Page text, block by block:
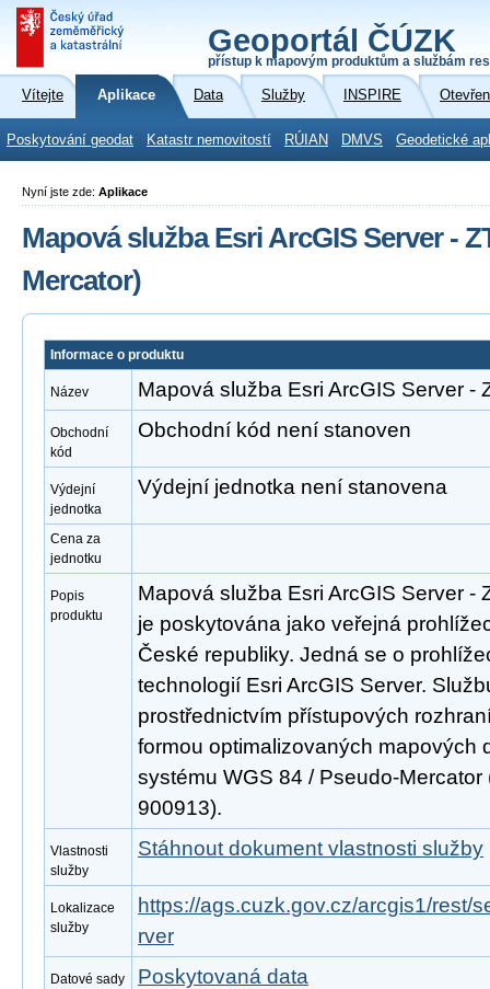
Geoportál ČÚZK
přístup k mapovým produktům a službám
Vítejte Aplikace Data Služby INSPIRE
Poskytování geodat Katastr nemovitostí RÚIAN DMVS Geodetické
Nyní jste zde: Aplikace
Mapová služba Esri ArcGIS Server -
Mercator)
Informace o produktu
Název Mapová služba Esri ArcGIS Server -
Obchodní
kód
Obchodní kód není stanoven
Výdejní
jednotka
Výdejní jednotka není stanovena
Cena za
jednotku
Popis
produktu
Mapová služba Esri ArcGIS Server -
je poskytována jako veřejná
České republiky. Jedná se o
technologií Esri ArcGIS Server.
prostřednictvím přístupových
formou optimalizovaných mapových
systému WGS 84 / Pseudo-
900913).
Vlastnosti
služby
Stáhnout dokument vlastnosti služby
Lokalizace
služby
https://ags.cuzk.gov.cz/arcgis1/rest/
rver
Datové sady
Poskytovaná data